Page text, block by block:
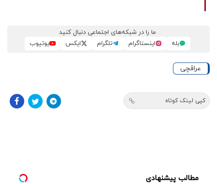
ما را در شبکه‌های اجتماعی دنبال کنید
بله
اینستاگرام تلگرام ایکس یوتیوب
عراقچی
کپی لینک کوتاه
مطالب پیشنهادی